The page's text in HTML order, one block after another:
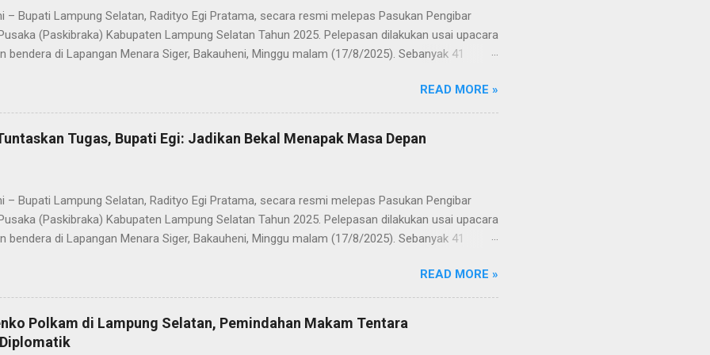
– Bupati Lampung Selatan, Radityo Egi Pratama, secara resmi melepas Pasukan Pengibar
(Paskibraka) Kabupaten Lampung Selatan Tahun 2025. Pelepasan dilakukan usai upacara
bendera di Lapangan Menara Siger, Bakauheni, Minggu malam (17/8/2025). Sebanyak 41
Republik Indonesia di Kabupaten Lampung Selatan, kini resmi menuntaskan
Mereka dilepas dengan penuh apresiasi atas dedikasi, disiplin, dan semangat kebangsaan yang
sepanjang rangkaian acara. Dalam sambutannya, Bupati Egi menyampaikan rasa bangga dan
kepada seluruh anggota Paskibraka, jajaran Forkopimda, Ketua DPRD, pelatih, serta para
Atas n...
READ MORE »
Tugas, Bupati Egi: Jadikan Bekal Menapak Masa Depan
– Bupati Lampung Selatan, Radityo Egi Pratama, secara resmi melepas Pasukan Pengibar
(Paskibraka) Kabupaten Lampung Selatan Tahun 2025. Pelepasan dilakukan usai upacara
bendera di Lapangan Menara Siger, Bakauheni, Minggu malam (17/8/2025). Sebanyak 41
Republik Indonesia di Kabupaten Lampung Selatan, kini resmi menuntaskan
Mereka dilepas dengan penuh apresiasi atas dedikasi, disiplin, dan semangat kebangsaan yang
sepanjang rangkaian acara. Dalam sambutannya, Bupati Egi menyampaikan rasa bangga dan
kepada seluruh anggota Paskibraka, jajaran Forkopimda, Ketua DPRD, pelatih, serta para
READ MORE »
Polkam di Lampung Selatan, Pemindahan Makam Tentara